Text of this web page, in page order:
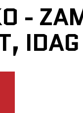
-
IDAG